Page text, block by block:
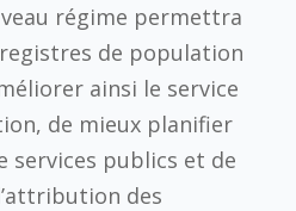
régime permettra
de population
ainsi le service
de mieux planifier
services publics et de
des